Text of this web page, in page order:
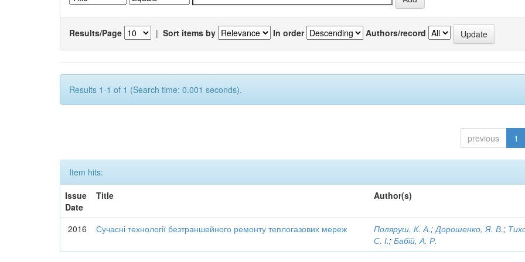
Results/Page | Sort items by In order Authors/record
Results 1-1 of 1 (Search time: 0.001 seconds).
previous 1
Item hits:
Issue
Date
Title Author(s)
2016 Сучасні технології безтраншейного ремонту теплогазових мереж Поляруш, К. А.;Дорошенко, Я. В.;
С. І.;Бабій, А. Р.